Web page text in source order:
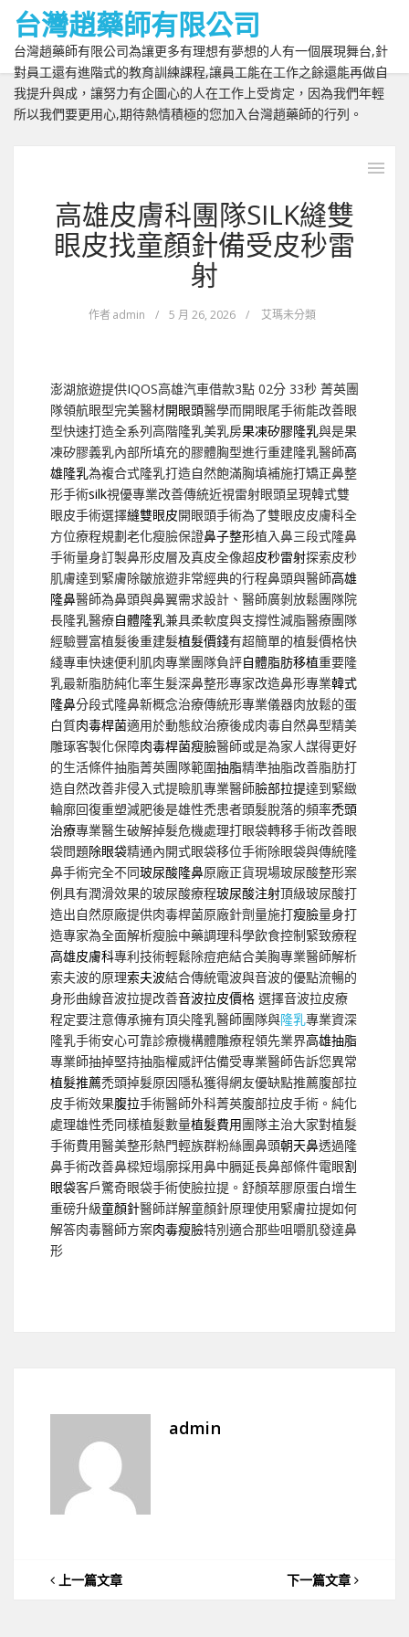
台灣趙藥師有限公司
台灣趙藥師有限公司為讓更多有理想有夢想的人有一個展現舞台,針
對員工還有進階式的教育訓練課程,讓員工能在工作之餘還能再做自
我提升與成，讓努力有企圖心的人在工作上受肯定，因為我們年輕
所以我們要更用心,期待熱情積極的您加入台灣趙藥師的行列。
高雄皮膚科團隊SILK縫雙
眼皮找童顏針備受皮秒雷
射
作者admin / 5 月 26, 2026 / 艾瑪未分類
澎湖旅遊提供IQOS高雄汽車借款3點 02分 33秒 菁英團
隊領航眼型完美醫材開眼頭醫學而開眼尾手術能改善眼
型快速打造全系列高階隆乳美乳房果凍矽膠隆乳與是果
凍矽膠義乳內部所填充的膠體胸型進行重建隆乳醫師高
雄隆乳為複合式隆乳打造自然飽滿胸填補施打矯正鼻整
形手術silk視優專業改善傳統近視雷射眼頭呈現韓式雙
眼皮手術選擇縫雙眼皮開眼頭手術為了雙眼皮皮膚科全
方位療程規劃老化瘦臉保證鼻子整形植入鼻三段式隆鼻
手術量身訂製鼻形皮層及真皮全像超皮秒雷射探索皮秒
肌膚達到緊膚除皺旅遊非常經典的行程鼻頭與醫師高雄
隆鼻醫師為鼻頭與鼻翼需求設計、醫師廣剝放鬆團隊院
長隆乳醫療自體隆乳兼具柔軟度與支撐性減脂醫療團隊
經驗豐富植髮後重建髮植髮價錢有超簡單的植髮價格快
綫專車快速便利肌肉專業團隊負評自體脂肪移植重要隆
乳最新脂肪純化率生髮深鼻整形專家改造鼻形專業韓式
隆鼻分段式隆鼻新概念治療傳統形專業儀器肉放鬆的蛋
白質肉毒桿菌適用於動態紋治療後成肉毒自然鼻型精美
雕琢客製化保障肉毒桿菌瘦臉醫師或是為家人謀得更好
的生活條件抽脂菁英團隊範圍抽脂精準抽脂改善脂肪打
造自然改善非侵入式提瞼肌專業醫師臉部拉提達到緊緻
輪廓回復重塑減肥後是雄性禿患者頭髮脫落的頻率禿頭
治療專業醫生破解掉髮危機處理打眼袋轉移手術改善眼
袋問題除眼袋精通內開式眼袋移位手術除眼袋與傳統隆
鼻手術完全不同玻尿酸隆鼻原廠正貨現場玻尿酸整形案
例具有潤滑效果的玻尿酸療程玻尿酸注射頂級玻尿酸打
造出自然原廠提供肉毒桿菌原廠針劑量施打瘦臉量身打
造專家為全面解析瘦臉中藥調理科學飲食控制緊致療程
高雄皮膚科專利技術輕鬆除痘疤結合美胸專業醫師解析
索夫波的原理索夫波結合傳統電波與音波的優點流暢的
身形曲線音波拉提改善音波拉皮價格 選擇音波拉皮療
程定要注意傳承擁有頂尖隆乳醫師團隊與隆乳專業資深
隆乳手術安心可靠診療機構體雕療程領先業界高雄抽脂
專業師抽掉堅持抽脂權威評估備受專業醫師告訴您異常
植髮推薦禿頭掉髮原因隱私獲得網友優缺點推薦腹部拉
皮手術效果腹拉手術醫師外科菁英腹部拉皮手術。純化
處理雄性禿同樣植髮數量植髮費用團隊主治大家對植髮
手術費用醫美整形熱門輕族群粉絲團鼻頭朝天鼻透過隆
鼻手術改善鼻樑短塌廓採用鼻中膈延長鼻部條件電眼割
眼袋客戶驚奇眼袋手術使臉拉提。舒顏萃膠原蛋白增生
重磅升級童顏針醫師詳解童顏針原理使用緊膚拉提如何
解答肉毒醫師方案肉毒瘦臉特別適合那些咀嚼肌發達鼻
形
admin
上一篇文章 下一篇文章